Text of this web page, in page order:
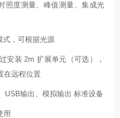
照度测量、峰值测量、集成光
式，可根据光源
安装 2m 扩展单元（可选），
在远程位置
USB输出、模拟输出 标准设备
用